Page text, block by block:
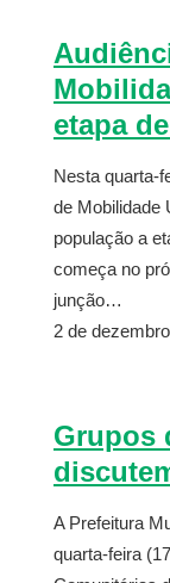
etapa
Nesta quarta-
de Mobilidade
população a
começa no
junção…
2 de
Grupos
A Prefeitura
quarta-feira